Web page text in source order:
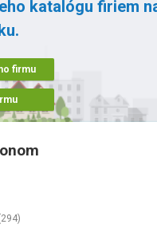
katalógu firiem
firmu